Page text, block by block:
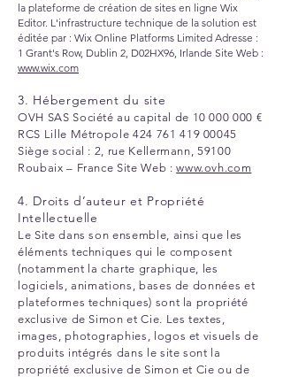
la plateforme de création de sites en ligne Wix
Editor. L'infrastructure technique de la solution est
éditée par : Wix Online Platforms Limited Adresse :
1 Grant's Row, Dublin 2, D02HX96, Irlande Site Web :
www.wix.com
3. Hébergement du site
OVH SAS Société au capital de 10 000 000 €
RCS Lille Métropole424 761 419 00045
Siège social : 2, rue Kellermann, 59100
Roubaix – France Site Web :www.ovh.com
4. Droits d’auteur et Propriété
Intellectuelle
Le Site dans son ensemble, ainsi que les
éléments techniques qui le composent
(notamment la charte graphique, les
logiciels, animations, bases de données et
plateformes techniques) sont la propriété
exclusive de Simon et Cie. Les textes,
images, photographies, logos et visuels de
produits intégrés dans le site sont la
propriété exclusive de Simon et Cie ou de